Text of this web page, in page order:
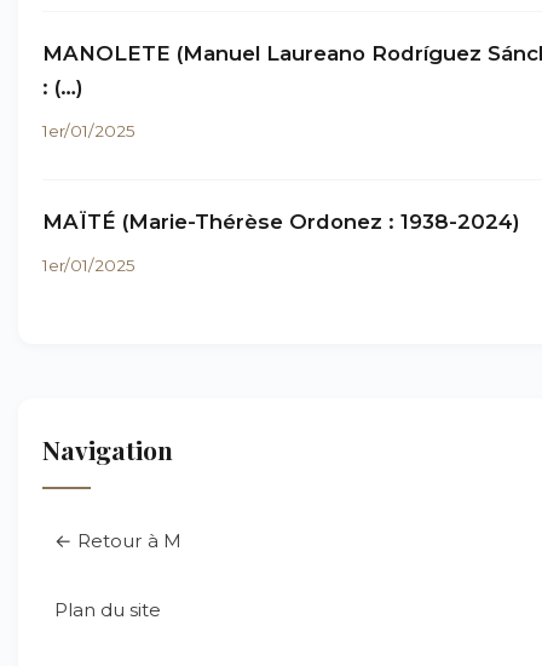
MANOLETE (Manuel Laureano Rodríguez
: (…)
1er/01/2025
MAÏTÉ (Marie-Thérèse Ordonez : 1938-2024)
1er/01/2025
Navigation
← Retour à M
Plan du site